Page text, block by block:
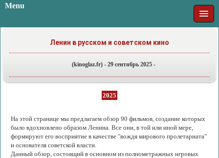
Menu
Ленин в русском и советском кино
(kinoglaz.fr) - 29 сентябрь 2025 -
2025
На этой странице мы предлагаем обзор 90 фильмов, создание которых
было вдохновлено образом Ленина. Все они, в той или иной мере,
формируют его восприятие в качестве "вождя мирового пролетариата"
и основателя советской власти.
Данный обзор, состоящий в основном из полнометражных игровых